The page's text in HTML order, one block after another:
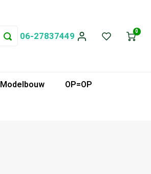
06-27837449 0
Modelbouw
OP=OP